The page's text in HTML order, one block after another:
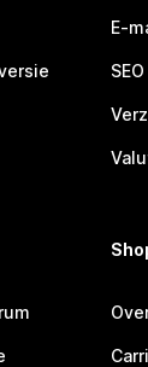
E-
SEO